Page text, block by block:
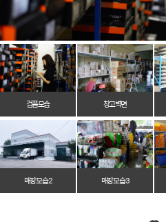
검품모습 창고벽면
매장 모습 2 매장 모습 3